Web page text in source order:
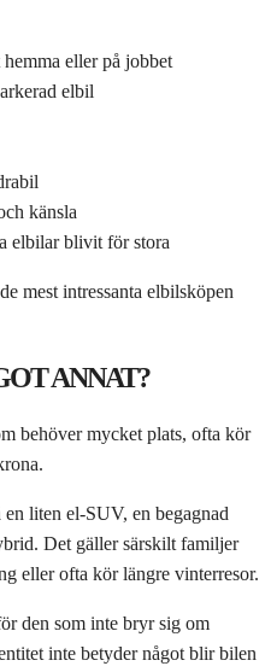
eller på jobbet
elbil
känsla
elbilar blivit för stora
mest intressanta elbilsköpen
ANNAT?
behöver mycket plats, ofta kör
liten el-SUV, en begagnad
Det gäller särskilt familjer
eller ofta kör längre vinterresor.
den som inte bryr sig om
inte betyder något blir bilen